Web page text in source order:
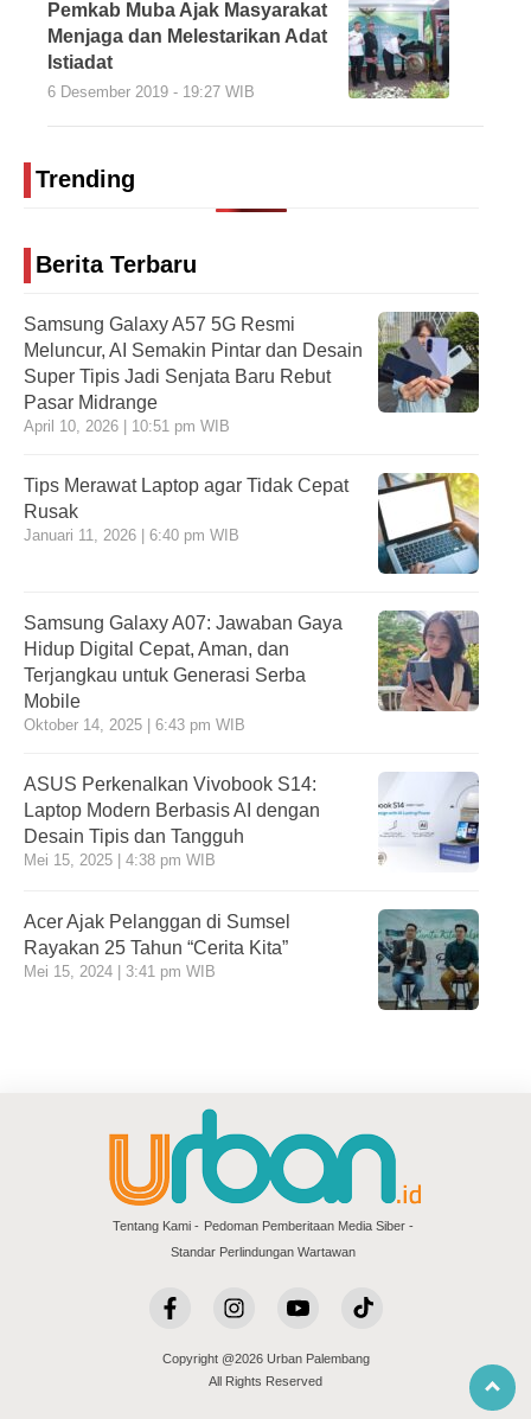
Pemkab Muba Ajak Masyarakat
Menjaga dan Melestarikan Adat
Istiadat
6 Desember 2019 - 19:27 WIB
Trending
Berita Terbaru
Samsung Galaxy A57 5G Resmi
Meluncur, AI Semakin Pintar dan Desain
Super Tipis Jadi Senjata Baru Rebut
Pasar Midrange
April 10, 2026 | 10:51 pm WIB
Tips Merawat Laptop agar Tidak Cepat
Rusak
Januari 11, 2026 | 6:40 pm WIB
Samsung Galaxy A07: Jawaban Gaya
Hidup Digital Cepat, Aman, dan
Terjangkau untuk Generasi Serba
Mobile
Oktober 14, 2025 | 6:43 pm WIB
ASUS Perkenalkan Vivobook S14:
Laptop Modern Berbasis AI dengan
Desain Tipis dan Tangguh
Mei 15, 2025 | 4:38 pm WIB
Acer Ajak Pelanggan di Sumsel
Rayakan 25 Tahun “Cerita Kita”
Mei 15, 2024 | 3:41 pm WIB
Tentang Kami
Pedoman Pemberitaan Media Siber
Standar Perlindungan Wartawan
Copyright @2026 Urban Palembang
All Rights Reserved